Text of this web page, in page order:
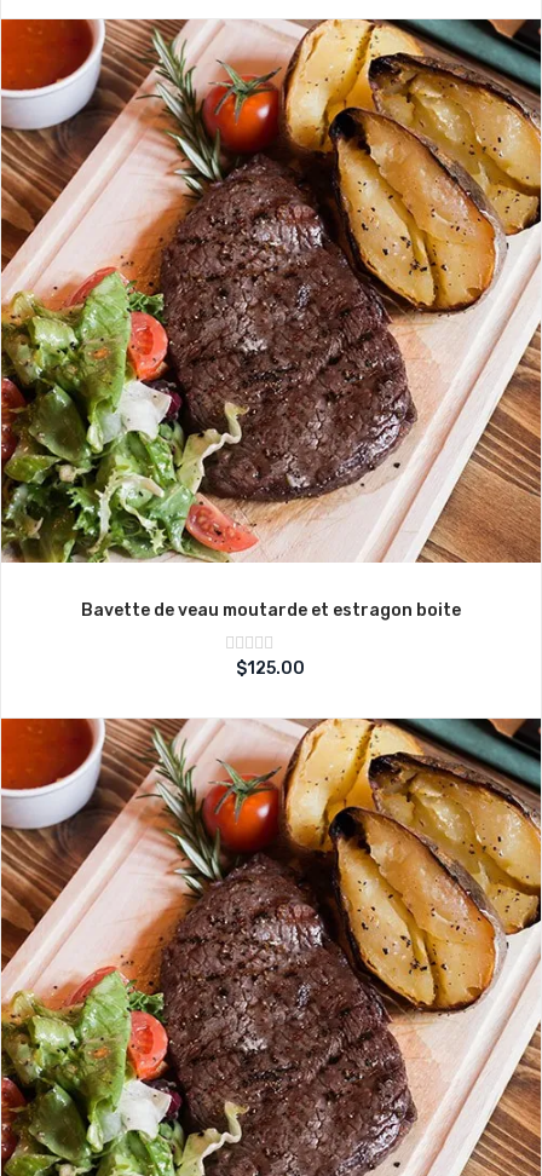
Bavette de veau moutarde et estragon boite
Note
sur
$125.00